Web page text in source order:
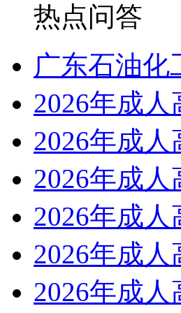
热点问答
广东石油化
2026年成
2026年成
2026年成
2026年成
2026年成
2026年成